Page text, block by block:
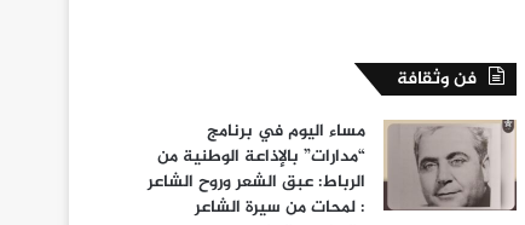
فن وثقافة
مساء اليوم في برنامج
“مدارات” بالإذاعة الوطنية من
الرباط: عبق الشعر وروح الشاعر
: لمحات من سيرة الشاعر